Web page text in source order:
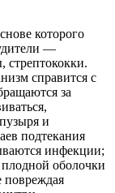
которого
—
справится с
за
и
подтекания
инфекции;
оболочки
повреждая